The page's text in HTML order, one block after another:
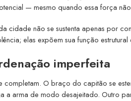
— mesmo quando essa força
cidade não se sustenta apenas por
elas expõem sua função
imperfeita
completam. O braço do capitão se
arma de modo desajeitado. Outro